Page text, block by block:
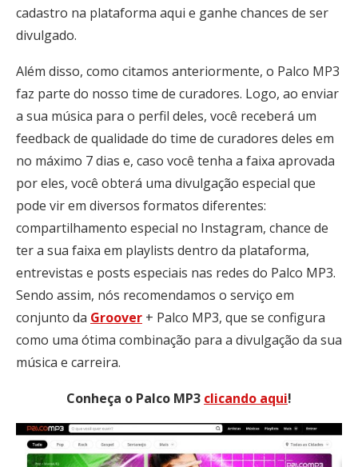
cadastro na plataforma aqui e ganhe chances de ser
divulgado.
Além disso, como citamos anteriormente, o Palco MP3
faz parte do nosso time de curadores. Logo, ao enviar
a sua música para o perfil deles, você receberá um
feedback de qualidade do time de curadores deles em
no máximo 7 dias e, caso você tenha a faixa aprovada
por eles, você obterá uma divulgação especial que
pode vir em diversos formatos diferentes:
compartilhamento especial no Instagram, chance de
ter a sua faixa em playlists dentro da plataforma,
entrevistas e posts especiais nas redes do Palco MP3.
Sendo assim, nós recomendamos o serviço em
conjunto da Groover + Palco MP3, que se configura
como uma ótima combinação para a divulgação da sua
música e carreira.
Conheça o Palco MP3 clicando aqui!